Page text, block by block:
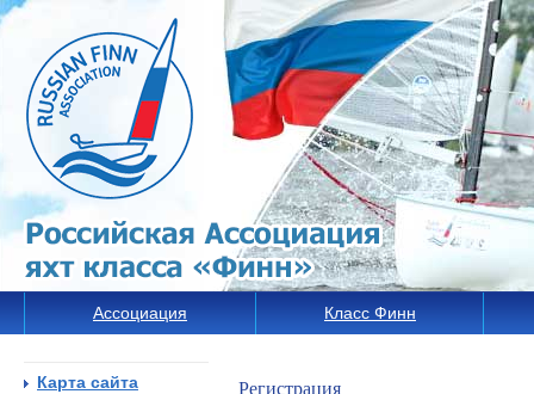
Ассоциация Класс Финн
Регистрация
Карта сайта